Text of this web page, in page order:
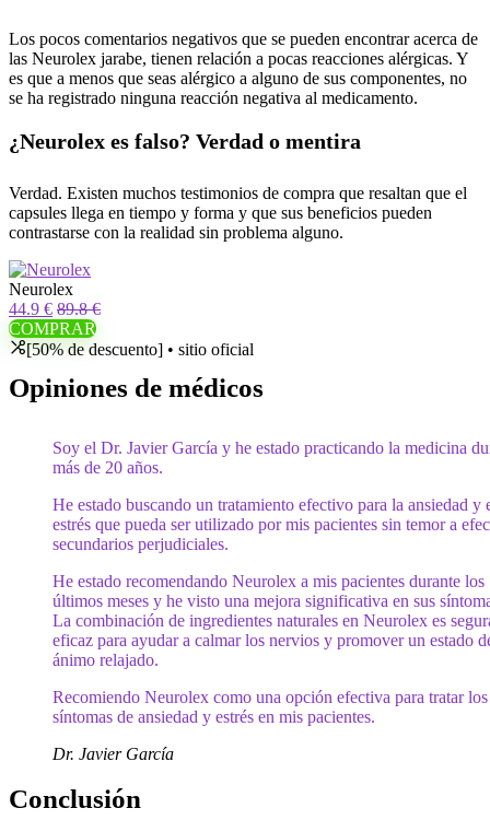
Los pocos comentarios negativos que se pueden encontrar acerca de
las Neurolex jarabe, tienen relación a pocas reacciones alérgicas. Y
es que a menos que seas alérgico a alguno de sus componentes, no
se ha registrado ninguna reacción negativa al medicamento.
¿Neurolex es falso? Verdad o mentira
Verdad. Existen muchos testimonios de compra que resaltan que el
capsules llega en tiempo y forma y que sus beneficios pueden
contrastarse con la realidad sin problema alguno.
Neurolex
44.9 € 89.8 €
COMPRAR
[50% de descuento] • sitio oficial
Opiniones de médicos
Soy el Dr. Javier García y he estado practicando la medicina
más de 20 años.
He estado buscando un tratamiento efectivo para la ansiedad y
estrés que pueda ser utilizado por mis pacientes sin temor a
secundarios perjudiciales.
He estado recomendando Neurolex a mis pacientes durante los
últimos meses y he visto una mejora significativa en sus
La combinación de ingredientes naturales en Neurolex es
eficaz para ayudar a calmar los nervios y promover un estado
ánimo relajado.
Recomiendo Neurolex como una opción efectiva para tratar los
síntomas de ansiedad y estrés en mis pacientes.
Dr. Javier García
Conclusión